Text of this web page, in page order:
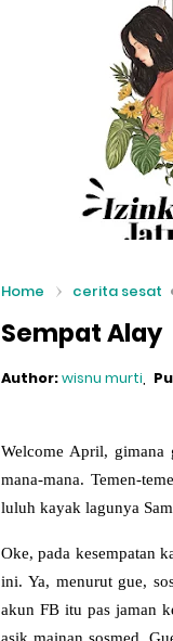
Home cerita sesat
Sempat Alay
Author:wisnu murti
Welcome April, gimana
mana-mana. Temen-
luluh kayak lagunya
Oke, pada kesempatan
ini. Ya, menurut gue,
akun FB itu pas jaman
asik mainan sosmed.